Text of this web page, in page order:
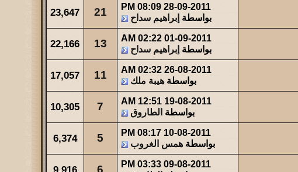
28-09-2011
08:09 PM
بواسطة إبراهيم سداح 21
23,647
01-09-2011
02:22 AM
بواسطة إبراهيم سداح 13
22,166
26-08-2011
02:32 AM
بواسطةهيبة ملك 11
17,057
19-08-2011
12:51 AM
بواسطة الطاروق 7
10,305
10-08-2011
08:17 PM
بواسطةهمس الغروب 5
6,374
09-08-2011
03:33 PM
6
9,916